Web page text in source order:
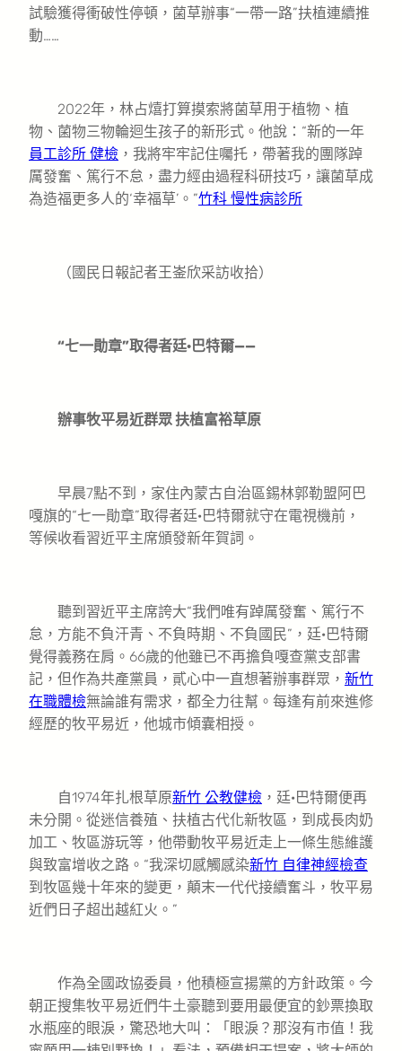
試驗獲得衝破性停頓，菌草辦事“一帶一路”扶植連續推
動……
2022年，林占熺打算摸索將菌草用于植物、植
物、菌物三物輪迴生孩子的新形式。他說：“新的一年
員工診所 健檢 ，我將牢牢記住囑托，帶著我的團隊踔
厲發奮、篤行不怠，盡力經由過程科研技巧，讓菌草成
為造福更多人的‘幸福草’。”竹科 慢性病診所
（國民日報記者王崟欣采訪收拾）
“七一勛章”取得者廷·巴特爾——
辦事牧平易近群眾 扶植富裕草原
早晨7點不到，家住內蒙古自治區錫林郭勒盟阿巴
嘎旗的“七一勛章”取得者廷·巴特爾就守在電視機前，
等候收看習近平主席頒發新年賀詞。
聽到習近平主席誇大“我們唯有踔厲發奮、篤行不
怠，方能不負汗青、不負時期、不負國民”，廷·巴特爾
覺得義務在肩。66歲的他雖已不再擔負嘎查黨支部書
記，但作為共產黨員，貳心中一直想著辦事群眾， 新竹
在職體檢無論誰有需求，都全力往幫。每逢有前來進修
經歷的牧平易近，他城市傾囊相授。
自1974年扎根草原新竹 公教健檢 ，廷·巴特爾便再
未分開。從迷信養殖、扶植古代化新牧區，到成長肉奶
加工、牧區游玩等，他帶動牧平易近走上一條生態維護
與致富增收之路。“我深切感觸感染新竹 自律神經檢查
到牧區幾十年來的變更，顛末一代代接續奮斗，牧平易
近們日子超出越紅火。”
作為全國政協委員，他積極宣揚黨的方針政策。今
朝正搜集牧平易近們牛土豪聽到要用最便宜的鈔票換取
水瓶座的眼淚，驚恐地大叫：「眼淚？那沒有市值！我